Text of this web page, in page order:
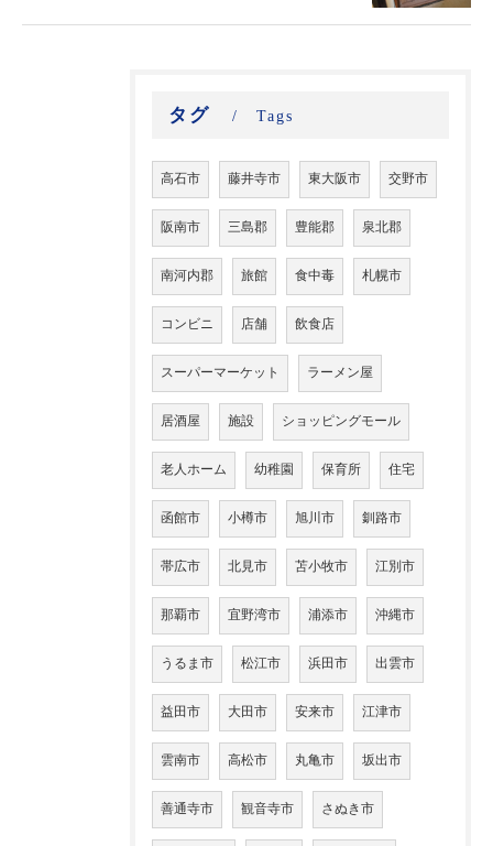
タグ Tags
高石市 藤井寺市 東大阪市 交野市
阪南市 三島郡 豊能郡 泉北郡
南河内郡 旅館 食中毒 札幌市
コンビニ 店舗 飲食店
スーパーマーケット ラーメン屋
居酒屋 施設 ショッピングモール
老人ホーム 幼稚園 保育所 住宅
函館市 小樽市 旭川市 釧路市
帯広市 北見市 苫小牧市 江別市
那覇市 宜野湾市 浦添市 沖縄市
うるま市 松江市 浜田市 出雲市
益田市 大田市 安来市 江津市
雲南市 高松市 丸亀市 坂出市
善通寺市 観音寺市 さぬき市